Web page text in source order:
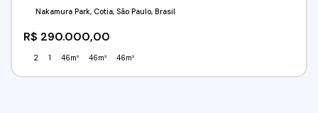
R$ 290.000,00
Nakamura Park, Cotia, São Paulo, Brasil
2 1 46m² 46m² 46m²